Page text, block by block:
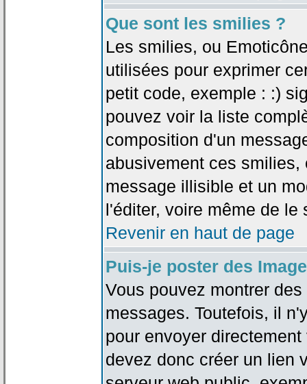
Que sont les smilies ?
Les smilies, ou
utilisées pour exprimer
petit code, exemple : :)
pouvez voir la liste
composition d'un
abusivement ces
message illisible et un
l'éditer, voire même de le
Revenir en haut de page
Puis-je poster des
Vous pouvez montrer
messages. Toutefois, il
pour envoyer
devez donc créer un lien